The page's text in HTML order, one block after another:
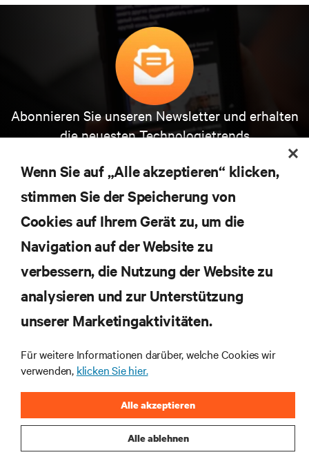
Abonnieren Sie unseren Newsletter und erhalten
die neuesten Technologietrends
Themen der Branche, mit aktuellen Diskussionen
und Einblicken von Experten in das
Rechenzentrums- und Infrastrukturmanagement.
JETZT ANMELDEN
RESSOURCEN
SUPPORT
UNTERNEHMEN
BLEIBEN SIE MIT UNS IN KONTAKT
Wenn Sie auf „Alle akzeptieren“ klicken,
stimmen Sie der Speicherung von
Cookies auf Ihrem Gerät zu, um die
Navigation auf der Website zu
verbessern, die Nutzung der Website zu
analysieren und zur Unterstützung
unserer Marketingaktivitäten.
Für weitere Informationen darüber, welche Cookies wir
verwenden, klicken Sie hier.
Alle ablehnen
Alle akzeptieren